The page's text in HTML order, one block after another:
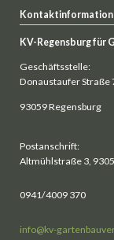
Kontaktinformation
KV-Regensburg für
Geschäftsstelle:
Donaustaufer Straße
93059 Regensburg
Postanschrift:
Altmühlstraße 3,
0941/4009 370
info@kv-